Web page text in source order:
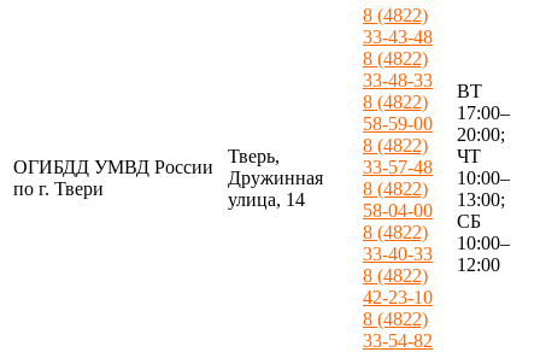
ОГИБДД УМВД России
по г. Твери
Тверь,
Дружинная
улица, 14
8 (4822)
33-43-48
8 (4822)
33-48-33
8 (4822)
58-59-00
8 (4822)
33-57-48
8 (4822)
58-04-00
8 (4822)
33-40-33
8 (4822)
42-23-10
8 (4822)
33-54-82
ВТ
17:00–
20:00;
ЧТ
10:00–
13:00;
СБ
10:00–
12:00